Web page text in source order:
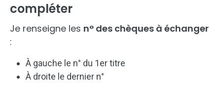
compléter
Je renseigne les n° des chèques à échanger
:
À gauche le n° du 1er titre
À droite le dernier n°